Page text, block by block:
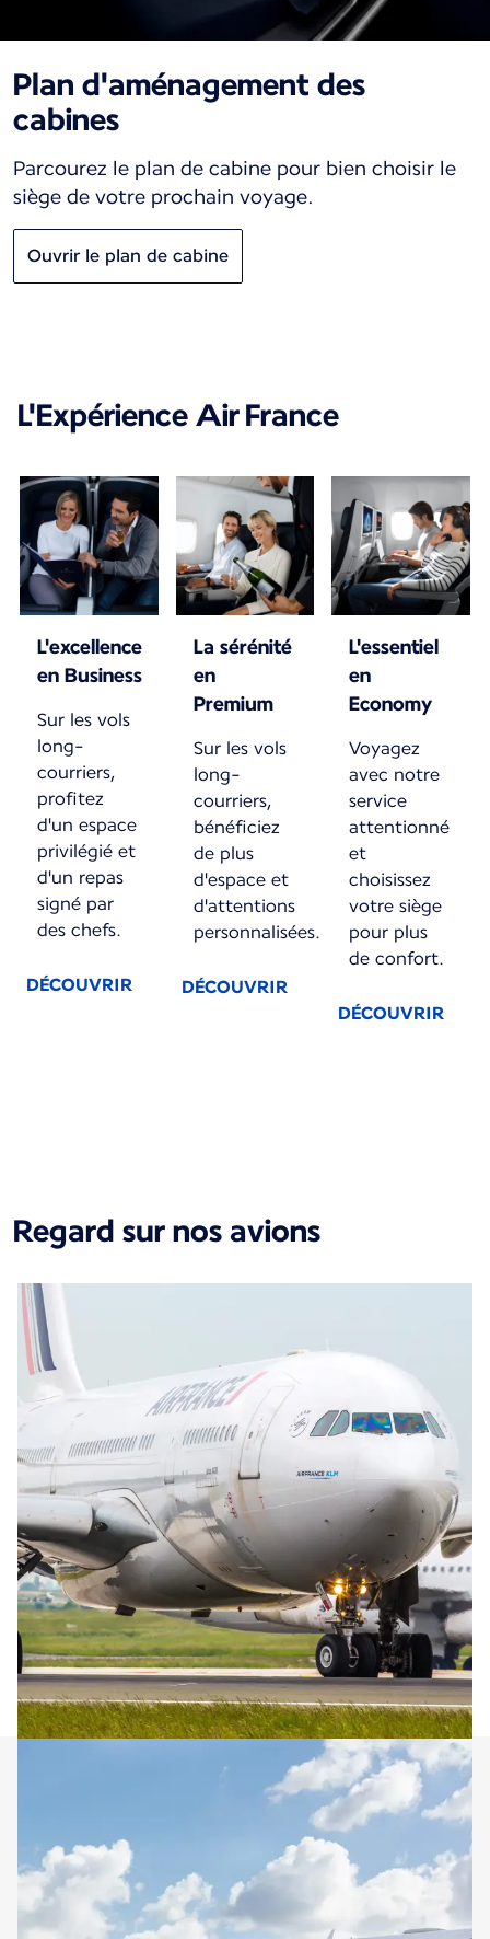
Plan d'aménagement des
cabines
Parcourez le plan de cabine pour bien choisir le
siège de votre prochain voyage.
Ouvrir le plan de cabine
L'Expérience Air France
L'excellence
en Business
Sur les vols
long-
courriers,
profitez
d'un espace
privilégié et
d'un repas
signé par
des chefs.
DÉCOUVRIR
La sérénité
en
Premium
Sur les vols
long-
courriers,
bénéficiez
de plus
d'espace et
d'attentions
personnalisées.
DÉCOUVRIR
L'essentiel
en
Economy
Voyagez
avec notre
service
attentionné
et
choisissez
votre siège
pour plus
de confort.
DÉCOUVRIR
Regard sur nos avions